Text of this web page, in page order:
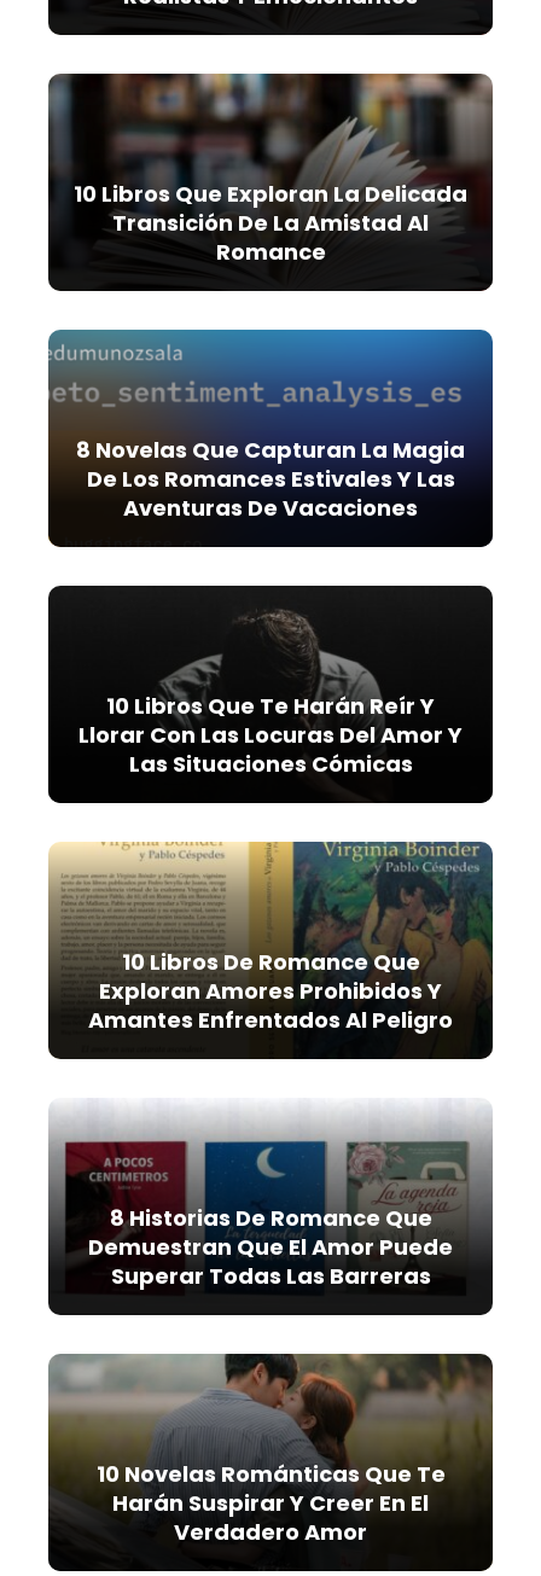
10 Libros Que Exploran La Delicada
Transición De La Amistad Al
Romance
8 Novelas Que Capturan La Magia
De Los Romances Estivales Y Las
Aventuras De Vacaciones
10 Libros Que Te Harán Reír Y
Llorar Con Las Locuras Del Amor Y
Las Situaciones Cómicas
10 Libros De Romance Que
Exploran Amores Prohibidos Y
Amantes Enfrentados Al Peligro
8 Historias De Romance Que
Demuestran Que El Amor Puede
Superar Todas Las Barreras
10 Novelas Románticas Que Te
Harán Suspirar Y Creer En El
Verdadero Amor